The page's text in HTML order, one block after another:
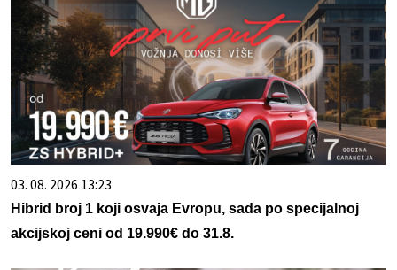
03. 08. 2026 13:23
Hibrid broj 1 koji osvaja Evropu, sada po specijalnoj
akcijskoj ceni od 19.990€ do 31.8.